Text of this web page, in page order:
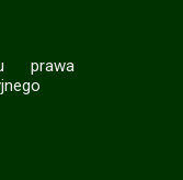
prawa